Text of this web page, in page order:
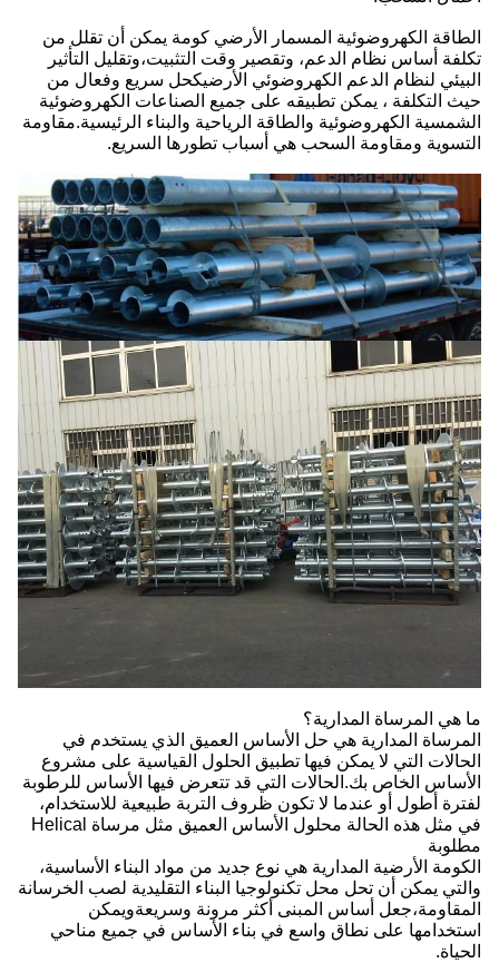
الطاقة الكهروضوئية المسمار الأرضي كومة يمكن أن تقلل من
تكلفة أساس نظام الدعم، وتقصير وقت التثبيت،وتقليل التأثير
البيئي لنظام الدعم الكهروضوئي الأرضيكحل سريع وفعال من
حيث التكلفة ، يمكن تطبيقه على جميع الصناعات الكهروضوئية
الشمسية الكهروضوئية والطاقة الرياحية والبناء الرئيسية.مقاومة
التسوية ومقاومة السحب هي أسباب تطورها السريع.
ما هي المرساة المدارية؟
المرساة المدارية هي حل الأساس العميق الذي يستخدم في
الحالات التي لا يمكن فيها تطبيق الحلول القياسية على مشروع
الأساس الخاص بك.الحالات التي قد تتعرض فيها الأساس للرطوبة
لفترة أطول أو عندما لا تكون ظروف التربة طبيعية للاستخدام،
في مثل هذه الحالة محلول الأساس العميق مثل مرساة Helical
مطلوبة
الكومة الأرضية المدارية هي نوع جديد من مواد البناء الأساسية،
والتي يمكن أن تحل محل تكنولوجيا البناء التقليدية لصب الخرسانة
المقاومة،جعل أساس المبنى أكثر مرونة وسريعةويمكن
استخدامها على نطاق واسع في بناء الأساس في جميع مناحي
الحياة.